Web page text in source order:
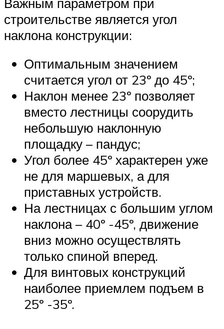
строительстве является угол
наклона конструкции:
Оптимальным значением
считается угол от 23º до 45º;
Наклон менее 23º позволяет
вместо лестницы соорудить
небольшую наклонную
площадку – пандус;
Угол более 45º характерен уже
не для маршевых, а для
приставных устройств.
На лестницах с большим углом
наклона – 40º -45º, движение
вниз можно осуществлять
только спиной вперед.
Для винтовых конструкций
наиболее приемлем подъем в
25º -35º.